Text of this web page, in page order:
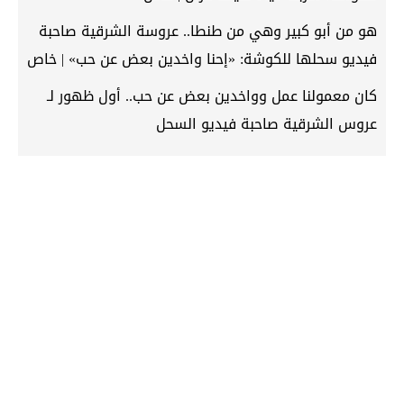
هو من أبو كبير وهي من طنطا.. عروسة الشرقية صاحبة
فيديو سحلها للكوشة: «إحنا واخدين بعض عن حب» | خاص
كان معمولنا عمل وواخدين بعض عن حب.. أول ظهور لـ
عروس الشرقية صاحبة فيديو السحل